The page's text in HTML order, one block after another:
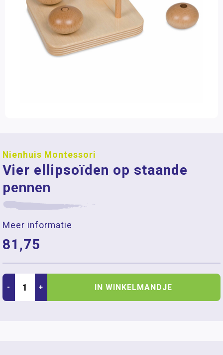
Nienhuis Montessori
Vier ellipsoïden op staande
pennen
Meer informatie
81,75
- + IN WINKELMANDJE